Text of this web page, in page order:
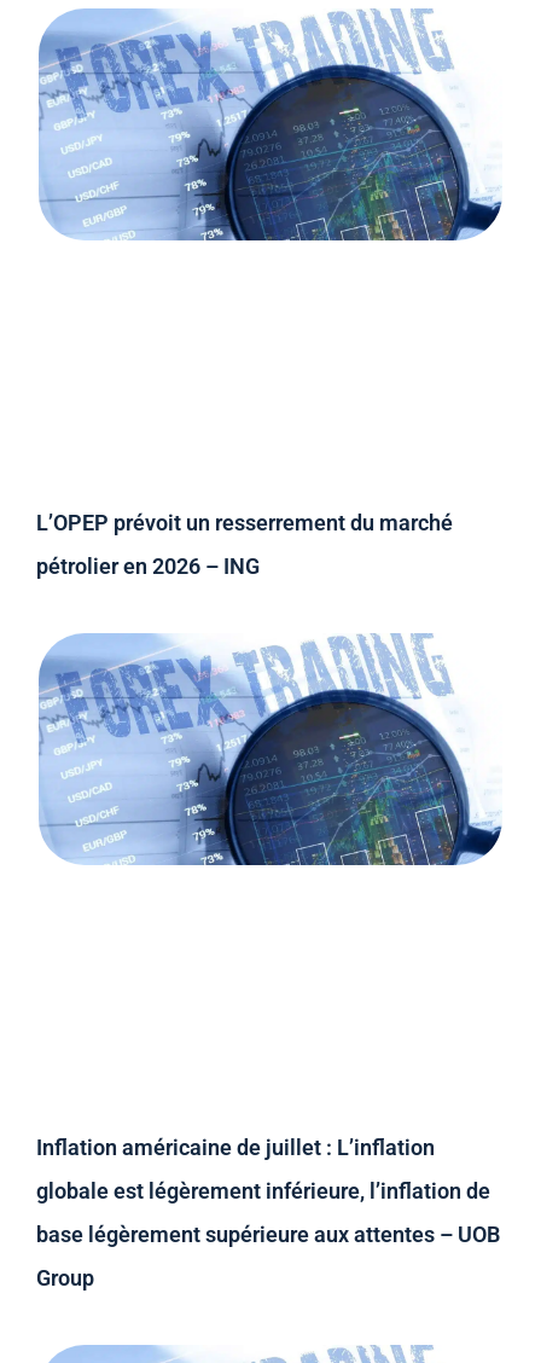
L’OPEP prévoit un resserrement du marché
pétrolier en 2026 – ING
Inflation américaine de juillet : L’inflation
globale est légèrement inférieure, l’inflation de
base légèrement supérieure aux attentes – UOB
Group